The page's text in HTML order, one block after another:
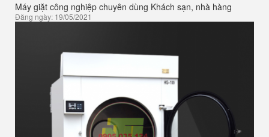
Máy giặt công nghiệp chuyên dùng Khách sạn, nhà hàng
Đăng ngày: 19/05/2021